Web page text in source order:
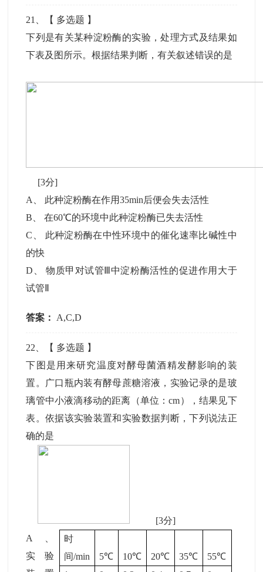
21 、【 多选题 】
下列是有关某种淀粉酶的实验，处理方式及结果如
下表及图所示。根据结果判断，有关叙述错误的是
[3分]
A
此种淀粉酶在作用35min后便会失去活性
B 、在60℃的环境中此种淀粉酶已失去活性
C
此种淀粉酶在中性环境中的催化速率比碱性中
的快
D 、物质甲对试管Ⅲ中淀粉酶活性的促进作用大于
试管Ⅱ
答案： A,C,D
22 、【 多选题 】
下图是用来研究温度对酵母菌酒精发酵影响的装
置。广口瓶内装有酵母蔗糖溶液，实验记录的是玻
璃管中小液滴移动的距离（单位：cm），结果见下
表。依据该实验装置和实验数据判断，下列说法正
确的是
时
间/min
5℃ 10℃ 20℃ 35℃
55℃
[3分]
A
实验